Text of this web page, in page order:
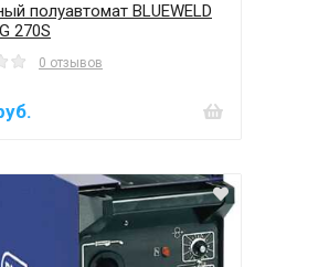
полуавтомат BLUEWELD
270S
0 отзывов